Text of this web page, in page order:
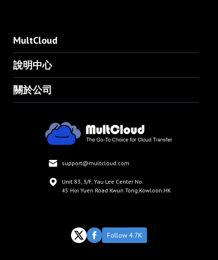
MultCloud
說明中心
關於公司
support@multcloud.com
Unit 83, 3/F, Yau Lee Center No.
45 Hoi Yuen Road Kwun Tong,Kowloon.HK
Follow 4.7K